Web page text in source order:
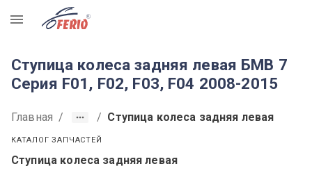
R
Ступица колеса задняя левая БМВ 7
Серия F01, F02, F03, F04 2008-2015
Главная / / Ступица колеса задняя левая
КАТАЛОГ ЗАПЧАСТЕЙ
Ступица колеса задняя левая